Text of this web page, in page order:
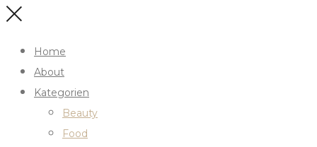
Home
About
Kategorien
Beauty
Food